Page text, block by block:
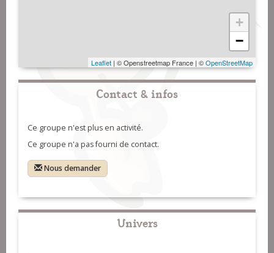
+
−
Leaflet | © Openstreetmap France | ©OpenStreetMap
Contact & infos
Ce groupe n'est plus en activité.
Ce groupe n'a pas fourni de contact.
Nous demander
Univers